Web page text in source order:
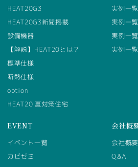
HEAT20G3
HEAT20G3新聞掲載
設備機器
【解説】HEAT20とは？
標準仕様
断熱仕様
option
HEAT20 夏対策住宅
実例一
実例一
実例一
実例一
EVENT
イベント一覧
カビゼミ
会社概
会社概要
Q&A